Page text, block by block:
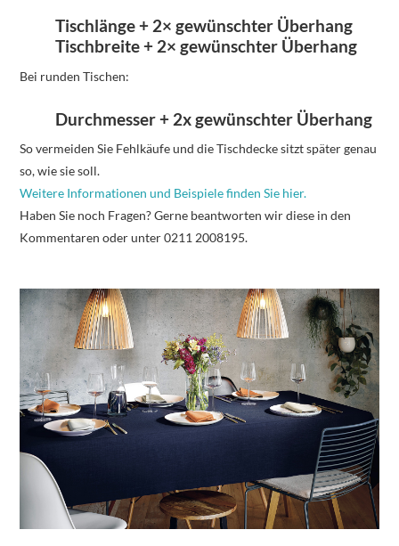
Tischlänge + 2× gewünschter Überhang
Tischbreite + 2× gewünschter Überhang
Bei runden Tischen:
Durchmesser + 2x gewünschter Überhang
So vermeiden Sie Fehlkäufe und die Tischdecke sitzt später genau
so, wie sie soll.
Weitere Informationen und Beispiele finden Sie hier.
Haben Sie noch Fragen? Gerne beantworten wir diese in den
Kommentaren oder unter 0211 2008195.